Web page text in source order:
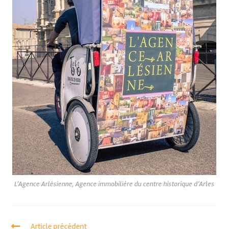
L’Agence Arlésienne, Agence immobilière du centre historique d’Arles
Article précédent